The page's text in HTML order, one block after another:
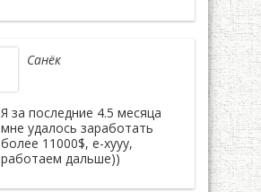
Санёк
Я за последние 4.5 месяца
мне удалось заработать
более 11000$, е-хууу,
работаем дальше))